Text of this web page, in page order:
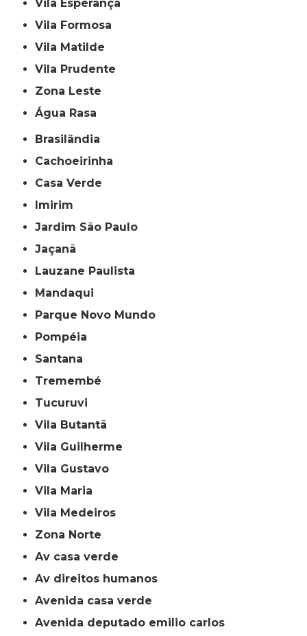
Vila Esperança
Vila Formosa
Vila Matilde
Vila Prudente
Zona Leste
Água Rasa
Brasilândia
Cachoeirinha
Casa Verde
Imirim
Jardim São Paulo
Jaçanã
Lauzane Paulista
Mandaqui
Parque Novo Mundo
Pompéia
Santana
Tremembé
Tucuruvi
Vila Butantã
Vila Guilherme
Vila Gustavo
Vila Maria
Vila Medeiros
Zona Norte
av casa verde
av direitos humanos
avenida casa verde
avenida deputado emilio carlos